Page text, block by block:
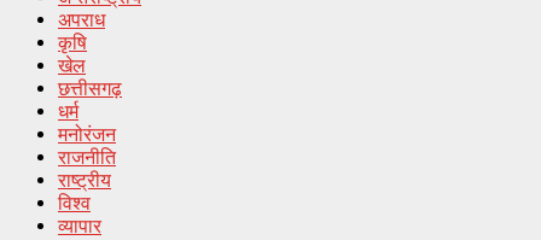
अपराध
कृषि
खेल
छत्तीसगढ़
धर्म
मनोरंजन
राजनीति
राष्ट्रीय
विश्व
व्यापार